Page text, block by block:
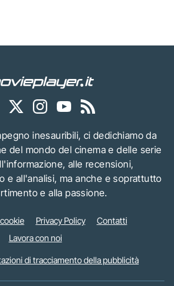
inesauribili, ci dedichiamo da
del mondo del cinema e delle serie
alle recensioni,
e all'analisi, ma anche e soprattutto
e alla passione.
Privacy Policy
Contatti
Lavora con noi
di tracciamento della pubblicità